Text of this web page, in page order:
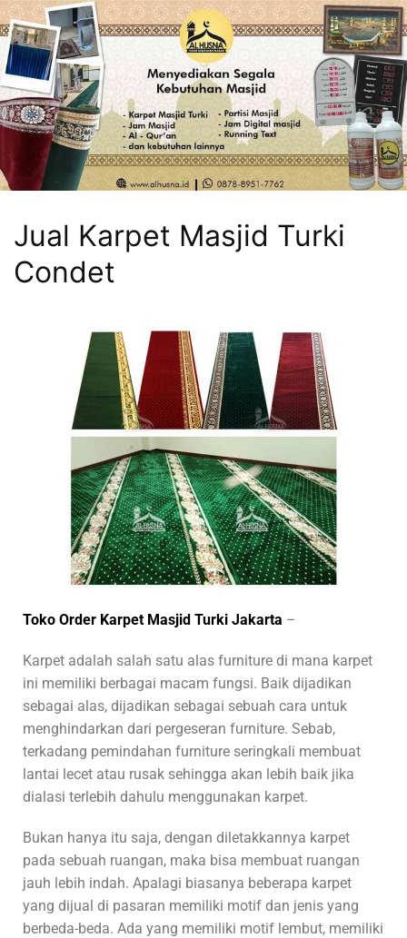
Jual Karpet Masjid Turki
Condet
Toko Order Karpet Masjid Turki Jakarta –
Karpet adalah salah satu alas furniture di mana karpet
ini memiliki berbagai macam fungsi. Baik dijadikan
sebagai alas, dijadikan sebagai sebuah cara untuk
menghindarkan dari pergeseran furniture. Sebab,
terkadang pemindahan furniture seringkali membuat
lantai lecet atau rusak sehingga akan lebih baik jika
dialasi terlebih dahulu menggunakan karpet.
Bukan hanya itu saja, dengan diletakkannya karpet
pada sebuah ruangan, maka bisa membuat ruangan
jauh lebih indah. Apalagi biasanya beberapa karpet
yang dijual di pasaran memiliki motif dan jenis yang
berbeda-beda. Ada yang memiliki motif lembut, memiliki